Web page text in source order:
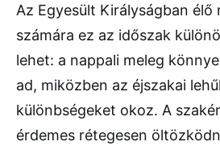
Az Egyesült Királyságban élő
számára ez az időszak
lehet: a nappali meleg
ad, miközben az éjszakai
különbségeket okoz. A
érdemes rétegesen